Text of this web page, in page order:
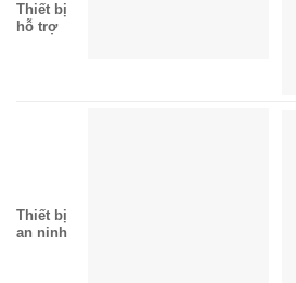
Thiết bị
hỗ trợ
Thiết bị
an ninh